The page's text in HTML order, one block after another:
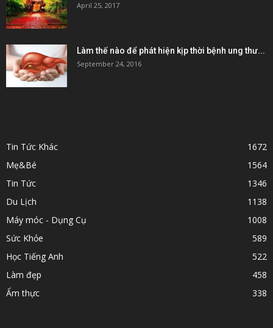
April 25, 2017
Làm thế nào để phát hiện kịp thời bệnh ung thư...
September 24, 2016
Tin Tức Khác
1672
Mẹ&Bé
1564
Tin Tức
1346
Du Lịch
1138
Máy móc - Dụng Cụ
1008
Sức Khỏe
589
Học Tiếng Anh
522
Làm đẹp
458
Ẩm thực
338